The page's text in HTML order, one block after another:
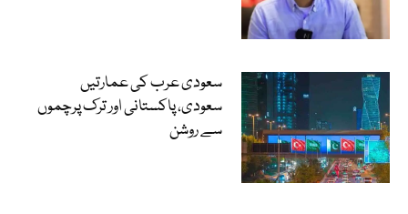
سعودی عرب کی عمارتیں
سعودی، پاکستانی اور ترک پرچموں
سے روشن